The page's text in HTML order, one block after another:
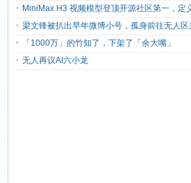
「1000万」的竹知了，下架了「余大嘴」
无人再议AI六小龙